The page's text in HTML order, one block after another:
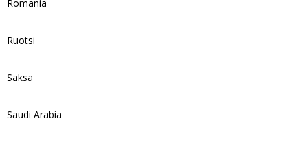
Romania
Ruotsi
Saksa
Saudi Arabia